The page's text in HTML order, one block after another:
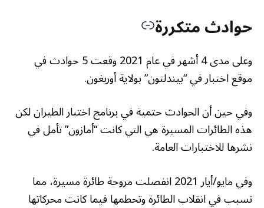
حوادث متكررة
وعلى مدى 4 أشهر في عام 2021 وقعت 5 حوادث في
موقع اختبار في “بيندلتون” بولاية أوريغون.
وفي حين أن الحوادث حتمية في برنامج اختبار الطيران لكن
هذه الطائرات المسيرة هي التي كانت “أمازون” تأمل في
نشرها للاختبارات العامة.
وفي مايو/أيار 2021 انفصلت مروحة طائرة مسيرة، مما
تسبب في انقلاب الطائرة وتحطمها فيما كانت محركاتها